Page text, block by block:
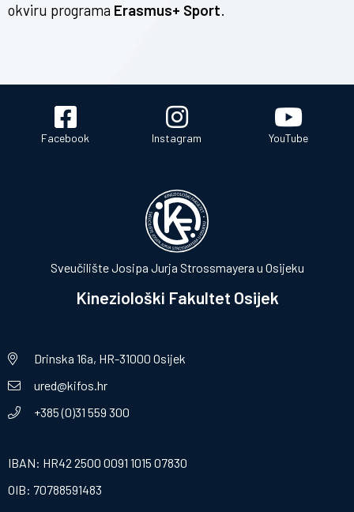
okviru programa Erasmus+ Sport.
Facebook Instagram YouTube
Sveučilište Josipa Jurja Strossmayera u Osijeku
Kineziološki Fakultet Osijek
Drinska 16a, HR-31000 Osijek
ured@kifos.hr
+385 (0)31 559 300
IBAN: HR42 2500 0091 1015 07830
OIB: 70788591483